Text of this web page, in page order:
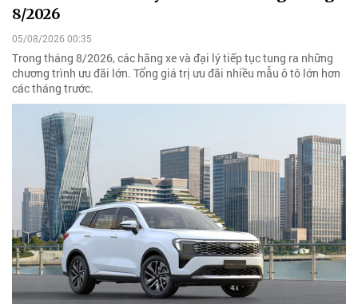
8/2026
05/08/2026 00:35
Trong tháng 8/2026, các hãng xe và đại lý tiếp tục tung ra những
chương trình ưu đãi lớn. Tổng giá trị ưu đãi nhiều mẫu ô tô lớn hơn
các tháng trước.